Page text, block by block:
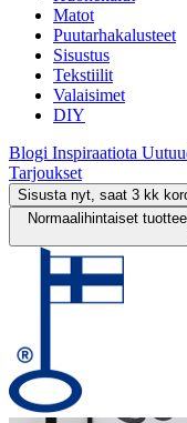
Matot
Puutarhakalusteet
Sisustus
Tekstiilit
Valaisimet
DIY
Blogi Inspiraatiota
Tarjoukset
Sisusta nyt, saat 3 kk
Normaalihintaiset